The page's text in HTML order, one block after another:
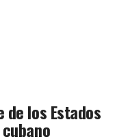
los Estados